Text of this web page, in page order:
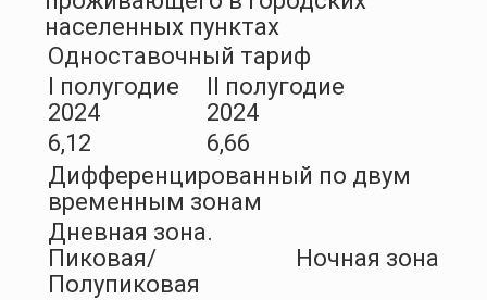
населенных пунктах
Одноставочный тариф
I полугодие
2024
II полугодие
2024
6,12
6,66
Дифференцированный по двум
временным зонам
Дневная зона.
Пиковая/
Полупиковая
Ночная зона